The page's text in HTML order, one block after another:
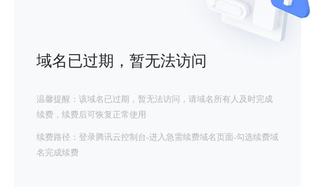
域名已过期，暂无法访问
温馨提醒：该域名已过期，暂无法访问，请域名所有人及时完成
续费，续费后可恢复正常使用
续费路径：登录腾讯云控制台-进入急需续费域名页面-勾选续费域
名完成续费